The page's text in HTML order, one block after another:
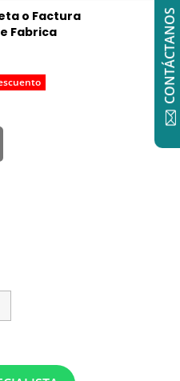
o Factura
Fabrica
CONTÁCTANOS